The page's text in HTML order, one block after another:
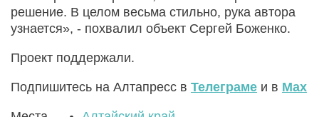
решение. В целом весьма стильно, рука автора
узнается», - похвалил объект Сергей Боженко.
Проект поддержали.
Подпишитесь на Алтапресс в Телеграме и в Max